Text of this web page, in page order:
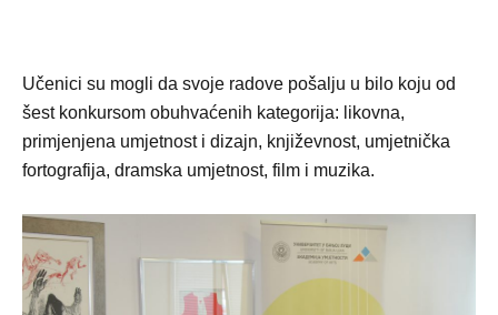
Učenici su mogli da svoje radove pošalju u bilo koju od
šest konkursom obuhvaćenih kategorija: likovna,
primjenjena umjetnost i dizajn, književnost, umjetnička
fortografija, dramska umjetnost, film i muzika.